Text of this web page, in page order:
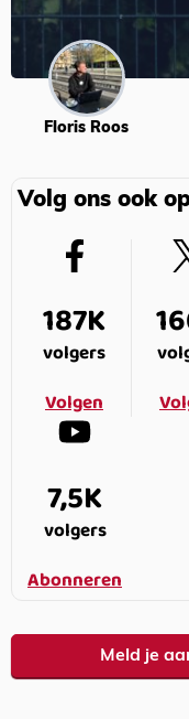
Floris Roos
Volg ons ook
187K
volgers
Volgen
7,5K
volgers
Abonneren
Meld je